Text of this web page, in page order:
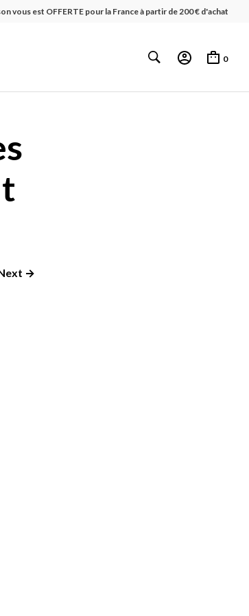
vous est OFFERTE pour la France à partir de 200 € d'achat
0
→